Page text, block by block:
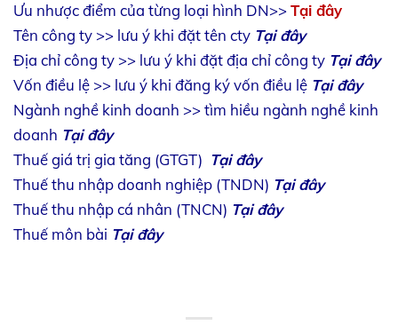
Ưu nhược điểm của từng loại hình DN>>Tại đây
Tên công ty >> lưu ý khi đặt tên cty Tại đây
Địa chỉ công ty >> lưu ý khi đặt địa chỉ công ty Tại đây
Vốn điều lệ >> lưu ý khi đăng ký vốn điều lệ Tại đây
Ngành nghề kinh doanh >> tìm hiều ngành nghề kinh
doanh Tại đây
Thuế giá trị gia tăng (GTGT) Tại đây
Thuế thu nhập doanh nghiệp (TNDN) Tại đây
Thuế thu nhập cá nhân (TNCN) Tại đây
Thuế môn bài Tại đây